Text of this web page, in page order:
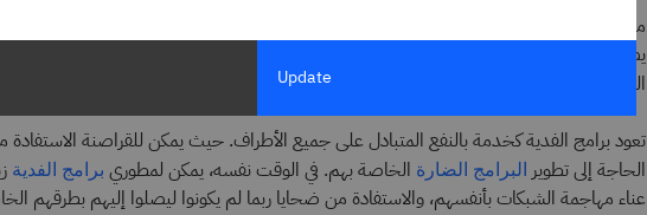
من السهل فهم انتشار نموذج برامج الفدية كخدمة. فمن خلال الاستعانة بمقدمي خدمات برامج
يصبح بإمكان القراصنة المحتملين الدخول إلى عالم الجرائم الإلكترونية بسرعة وسهولة أكبر. حتى
التي تمتلك خبرة تقنية محدودة يمكنها الآن شنهجمات إلكترونية
تعود برامج الفدية كخدمة بالنفع المتبادل على جميع الأطراف. حيث يمكن للقراصنة الاستفادة
الحاجة إلى تطوير البرامج الضارة الخاصة بهم. في الوقت نفسه، يمكن لمطوري برامج الفدية
عناء مهاجمة الشبكات بأنفسهم، والاستفادة من ضحايا ربما لم يكونوا ليصلوا إليهم بطرقهم
Update